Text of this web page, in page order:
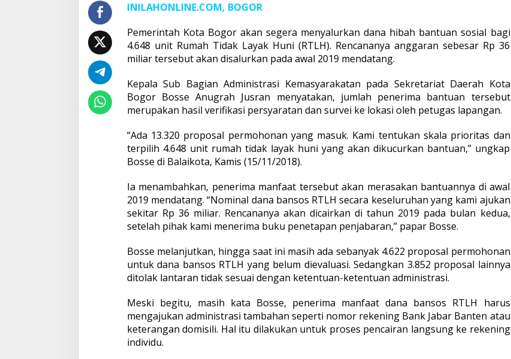
INILAHONLINE.COM, BOGOR
Pemerintah Kota Bogor akan segera menyalurkan dana hibah bantuan sosial bagi
4.648 unit Rumah Tidak Layak Huni (RTLH). Rencananya anggaran sebesar Rp 36
miliar tersebut akan disalurkan pada awal 2019 mendatang.
Kepala Sub Bagian Administrasi Kemasyarakatan pada Sekretariat Daerah Kota
Bogor Bosse Anugrah Jusran menyatakan, jumlah penerima bantuan tersebut
merupakan hasil verifikasi persyaratan dan survei ke lokasi oleh petugas lapangan.
“Ada 13.320 proposal permohonan yang masuk. Kami tentukan skala prioritas dan
terpilih 4.648 unit rumah tidak layak huni yang akan dikucurkan bantuan,” ungkap
Bosse di Balaikota, Kamis (15/11/2018).
Ia menambahkan, penerima manfaat tersebut akan merasakan bantuannya di awal
2019 mendatang. “Nominal dana bansos RTLH secara keseluruhan yang kami ajukan
sekitar Rp 36 miliar. Rencananya akan dicairkan di tahun 2019 pada bulan kedua,
setelah pihak kami menerima buku penetapan penjabaran,” papar Bosse.
Bosse melanjutkan, hingga saat ini masih ada sebanyak 4.622 proposal permohonan
untuk dana bansos RTLH yang belum dievaluasi. Sedangkan 3.852 proposal lainnya
ditolak lantaran tidak sesuai dengan ketentuan-ketentuan administrasi.
Meski begitu, masih kata Bosse, penerima manfaat dana bansos RTLH harus
mengajukan administrasi tambahan seperti nomor rekening Bank Jabar Banten atau
keterangan domisili. Hal itu dilakukan untuk proses pencairan langsung ke rekening
individu.